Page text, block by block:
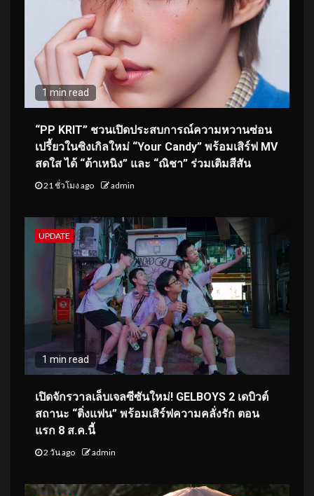
1 min read
“PP KRIT” ชวนเปิดประสบการณ์ความหวานซ่อน
เปรี้ยวในซิงเกิลใหม่ “Your Candy” พร้อมเสิร์ฟ MV
สดใส ได้ “ต้าเหนิง” และ “ณิชา” ร่วมเติมสีสัน
21 ชั่วโมง ago admin
UPDATE
1 min read
เปิดจักรวาลเล็บเจลซีซันใหม่! GELBOYS 2 เดบิวต์
สถานะ “ติ่งแฟน” พร้อมเสิร์ฟความคลั่งรัก ตอน
แรก 8 ส.ค.นี้
2 วัน ago admin